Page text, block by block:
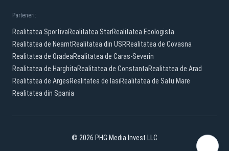
Parteneri:
Realitatea SportivaRealitatea StarRealitatea Ecologista
Realitatea de NeamtRealitatea din USRRealitatea de Covasna
Realitatea de OradeaRealitatea de Caras-Severin
Realitatea de HarghitaRealitatea de ConstantaRealitatea de Arad
Realitatea de ArgesRealitatea de IasiRealitatea de Satu Mare
Realitatea din Spania
© 2026 PHG Media Invest LLC